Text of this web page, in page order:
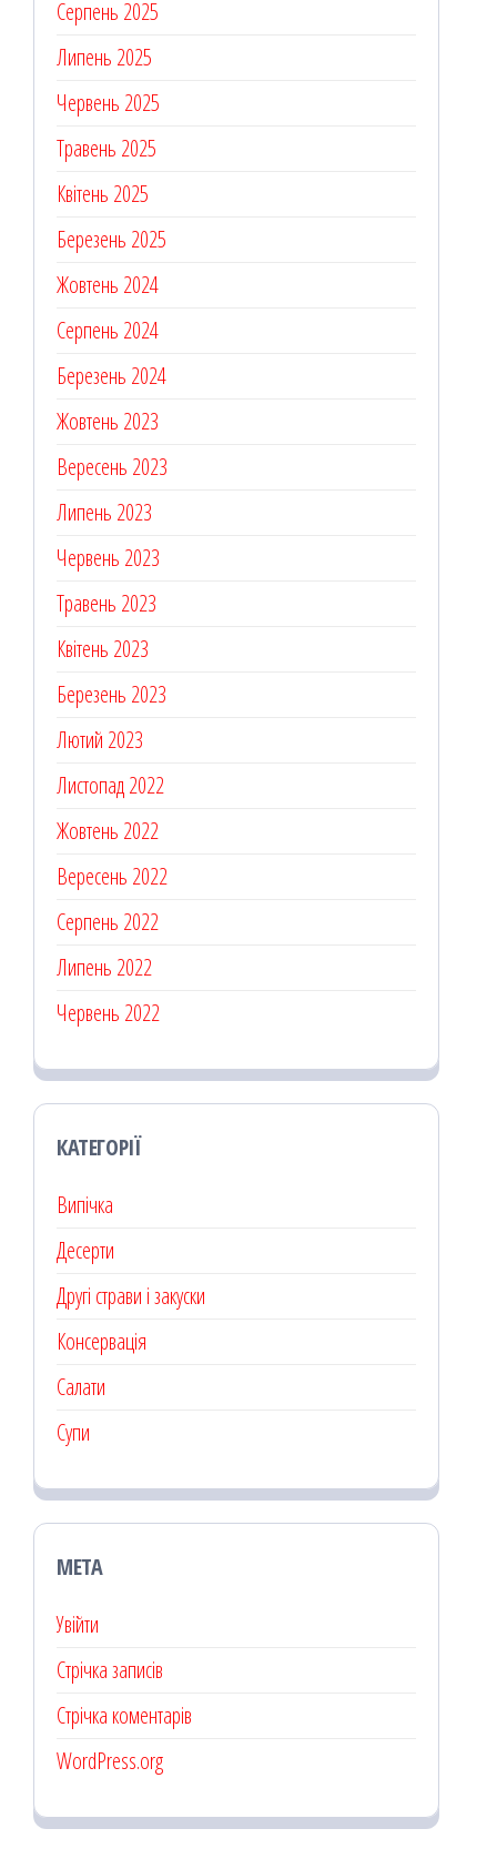
Серпень 2025
Липень 2025
Червень 2025
Травень 2025
Квітень 2025
Березень 2025
Жовтень 2024
Серпень 2024
Березень 2024
Жовтень 2023
Вересень 2023
Липень 2023
Червень 2023
Травень 2023
Квітень 2023
Березень 2023
Лютий 2023
Листопад 2022
Жовтень 2022
Вересень 2022
Серпень 2022
Липень 2022
Червень 2022
КАТЕГОРІЇ
Випічка
Десерти
Другі страви і закуски
Консервація
Салати
Супи
МЕТА
Увійти
Стрічка записів
Стрічка коментарів
WordPress.org